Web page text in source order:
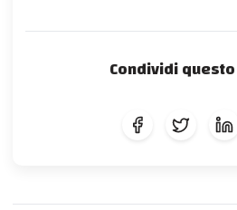
Condividi